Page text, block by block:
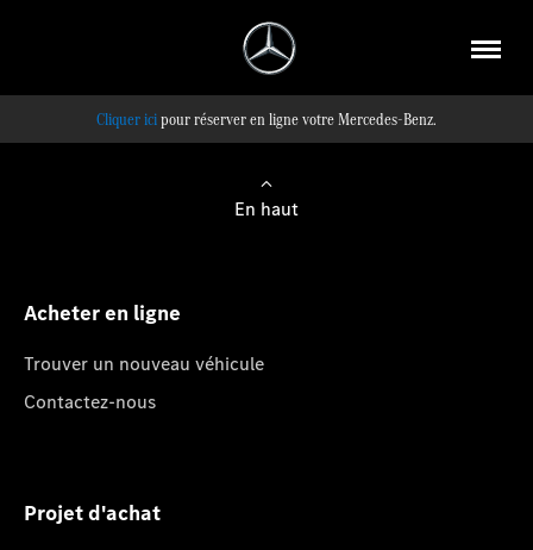
pour réserver en ligne votre Mercedes-Benz.
En haut
Acheter en ligne
Trouver un nouveau véhicule
Contactez-nous
Projet d'achat